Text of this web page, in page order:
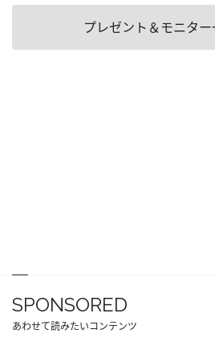
プレゼント＆モニタ
SPONSORED
あわせて読みたいコンテンツ